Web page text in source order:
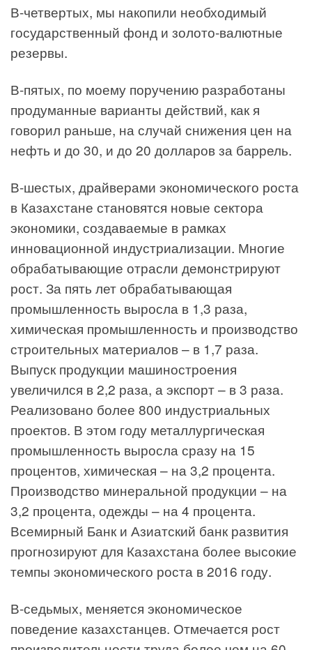
В-четвертых, мы накопили необходимый
государственный фонд и золото-валютные
резервы.
В-пятых, по моему поручению разработаны
продуманные варианты действий, как я
говорил раньше, на случай снижения цен на
нефть и до 30, и до 20 долларов за баррель.
В-шестых, драйверами экономического роста
в Казахстане становятся новые сектора
экономики, создаваемые в рамках
инновационной индустриализации. Многие
обрабатывающие отрасли демонстрируют
рост. За пять лет обрабатывающая
промышленность выросла в 1,3 раза,
химическая промышленность и производство
строительных материалов – в 1,7 раза.
Выпуск продукции машиностроения
увеличился в 2,2 раза, а экспорт – в 3 раза.
Реализовано более 800 индустриальных
проектов. В этом году металлургическая
промышленность выросла сразу на 15
процентов, химическая – на 3,2 процента.
Производство минеральной продукции – на
3,2 процента, одежды – на 4 процента.
Всемирный Банк и Азиатский банк развития
прогнозируют для Казахстана более высокие
темпы экономического роста в 2016 году.
В-седьмых, меняется экономическое
поведение казахстанцев. Отмечается рост